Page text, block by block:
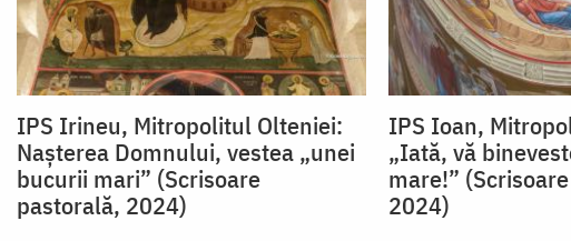
IPS Irineu, Mitropolitul Olteniei:
Nașterea Domnului, vestea „unei
bucurii mari” (Scrisoare
pastorală, 2024)
IPS Ioan,
„Iată, vă
mare!”
2024)